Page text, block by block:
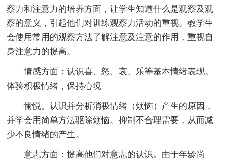
察力和注意力的培养方面，让学生知道什么是观察及观
察的意义，引起他们对训练观察力活动的重视。教学生
会使用常用的观察方法了解注意及注意的作用，重视自
身注意力的提高。
情感方面：认识喜、怒、哀、乐等基本情绪表现。
体验积极情绪，保持心境
愉悦。认识并分析消极情绪（烦恼）产生的原因，
并学会用简单方法驱除烦恼。抑制不合理需要，从而减
少不良情绪的产生。
意志方面：提高他们对意志的认识。由于年龄尚